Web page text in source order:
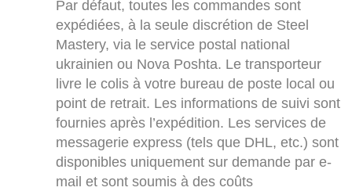
Par défaut, toutes les commandes sont
expédiées, à la seule discrétion de Steel
Mastery, via le service postal national
ukrainien ou Nova Poshta. Le transporteur
livre le colis à votre bureau de poste local ou
point de retrait. Les informations de suivi sont
fournies après l’expédition. Les services de
messagerie express (tels que DHL, etc.) sont
disponibles uniquement sur demande par e-
mail et sont soumis à des coûts